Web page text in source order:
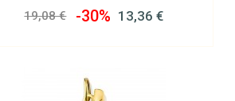
19,08 €
-30% 13,36 €